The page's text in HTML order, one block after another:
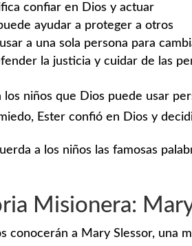
confiar en Dios y actuar
ayudar a proteger a otros
a una sola persona para
la justicia y cuidar de las
los niños que Dios puede usar
Ester confió en Dios y
a los niños las famosas
Misionera:
conocerán a Mary Slessor, una